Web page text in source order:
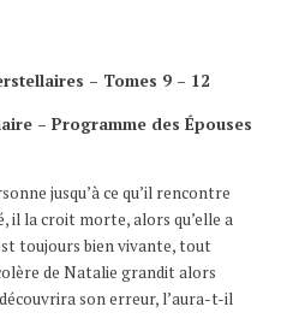
– Tomes 9 – 12
– Programme des Épouses
jusqu’à ce qu’il rencontre
il la croit morte, alors qu’elle a
toujours bien vivante, tout
de Natalie grandit alors
son erreur, l’aura-t-il